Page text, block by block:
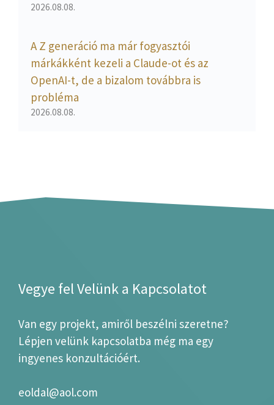
2026.08.08.
A Z generáció ma már fogyasztói
márkákként kezeli a Claude-ot és az
OpenAI-t, de a bizalom továbbra is
probléma
2026.08.08.
Vegye fel Velünk a Kapcsolatot
Van egy projekt, amiről beszélni szeretne?
Lépjen velünk kapcsolatba még ma egy
ingyenes konzultációért.
eoldal@aol.com